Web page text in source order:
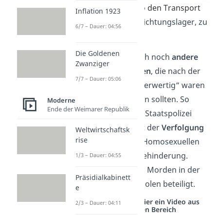
dieDeportation
, also den Transport
der Juden in die Vernichtungslager, zu
Es gab allerdings auch noch andere
Bevölkerungsgruppen, die nach der
Nazi-Ideologie „minderwertig“ waren
und bekämpft werden sollten. So
begann die Geheime Staatspolizei
auch zunehmend mit derVerfolgung
von Sinti und Roma, Homosexuellen
und Menschen mit Behinderung.
Außerdem war sie an Morden in der
Sowjetunion und in Polen beteiligt.
Studyflix vernetzt: Hier ein Video aus
einem anderen Bereich
Inflation 1923
6/7 – Dauer: 04:56
Die Goldenen
Zwanziger
7/7 – Dauer: 05:06
Moderne
Ende der Weimarer Republik
Weltwirtschaftsk
rise
1/3 – Dauer: 04:55
Präsidialkabinett
e
2/3 – Dauer: 04:11